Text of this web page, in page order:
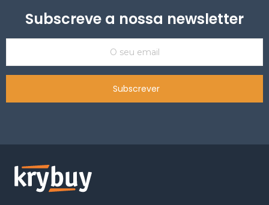
Subscreve a nossa newsletter
Subscrever